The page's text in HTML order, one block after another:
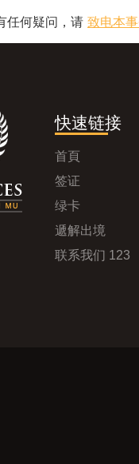
任何疑问，请 致电本
快速链接
首頁
签证
绿卡
遞解出境
联系我们 123